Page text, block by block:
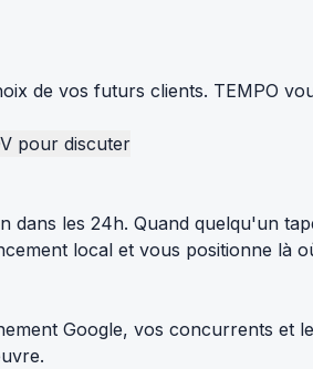
de vos futurs clients. TEMPO
pour discuter
les 24h. Quand quelqu'un
local et vous positionne là
Google, vos concurrents et